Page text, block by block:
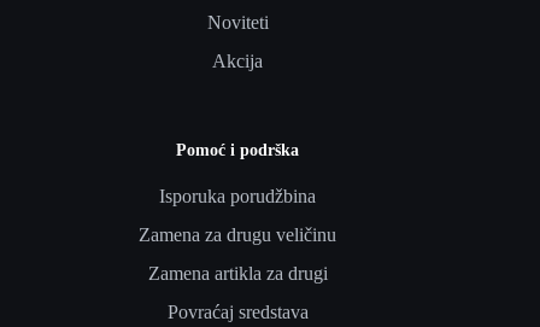
Noviteti
Akcija
Pomoć i podrška
Isporuka porudžbina
Zamena za drugu veličinu
Zamena artikla za drugi
Povraćaj sredstava